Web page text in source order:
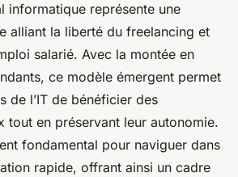
informatique représente une
alliant la liberté du freelancing et
salarié. Avec la montée en
ce modèle émergent permet
de l’IT de bénéficier des
tout en préservant leur autonomie.
fondamental pour naviguer dans
rapide, offrant ainsi un cadre